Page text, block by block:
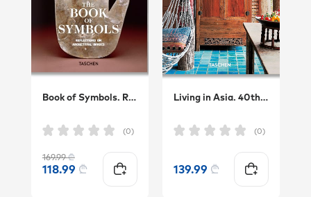
Book of Symbols. Reflectio
(0)
169.99₾
118.99 ₾
Living in Asia. 40th Ed.
(0)
139.99 ₾